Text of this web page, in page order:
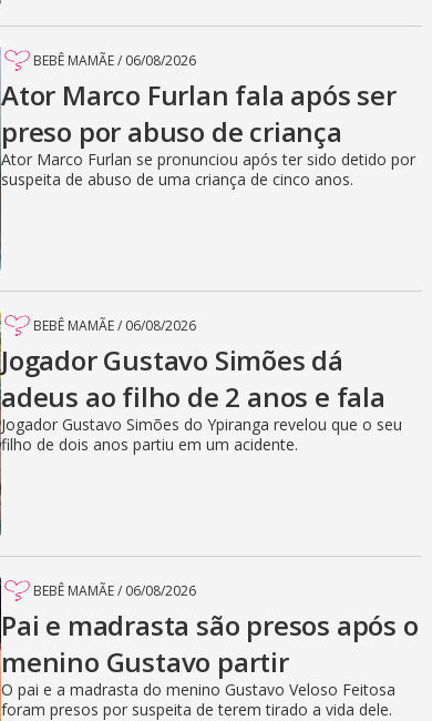
BEBÊ MAMÃE/ 06/08/2026
Ator Marco Furlan fala após ser
preso por abuso de criança
Ator Marco Furlan se pronunciou após ter sido detido por
suspeita de abuso de uma criança de cinco anos.
BEBÊ MAMÃE/ 06/08/2026
Jogador Gustavo Simões dá
adeus ao filho de 2 anos e fala
Jogador Gustavo Simões do Ypiranga revelou que o seu
filho de dois anos partiu em um acidente.
BEBÊ MAMÃE/ 06/08/2026
Pai e madrasta são presos após o
menino Gustavo partir
O pai e a madrasta do menino Gustavo Veloso Feitosa
foram presos por suspeita de terem tirado a vida dele.